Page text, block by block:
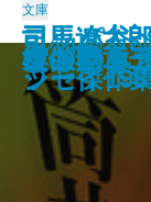
模倣犯〔
模倣犯〔
文人暴食
司馬遼太
ッセイ
天涯の船
天涯の船
文明の憂
祖国とは
コーラン
不味い！
文庫
ヨッパ谷
ジー傑作
アブラク
女の勲章
女の勲章
けものみ
けものみ
模倣犯〔
模倣犯〔
模倣犯〔
司馬遼太
ッセイ